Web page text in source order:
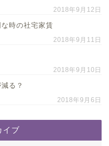
2018年9月12日
時の社宅家賃
2018年9月11日
2018年9月10日
る？
2018年9月6日
イブ